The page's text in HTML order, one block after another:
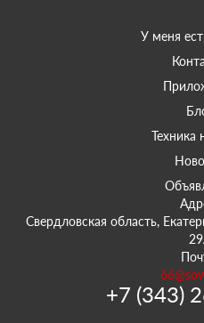
У меня
Техника
Свердловская область,
+7 (343)